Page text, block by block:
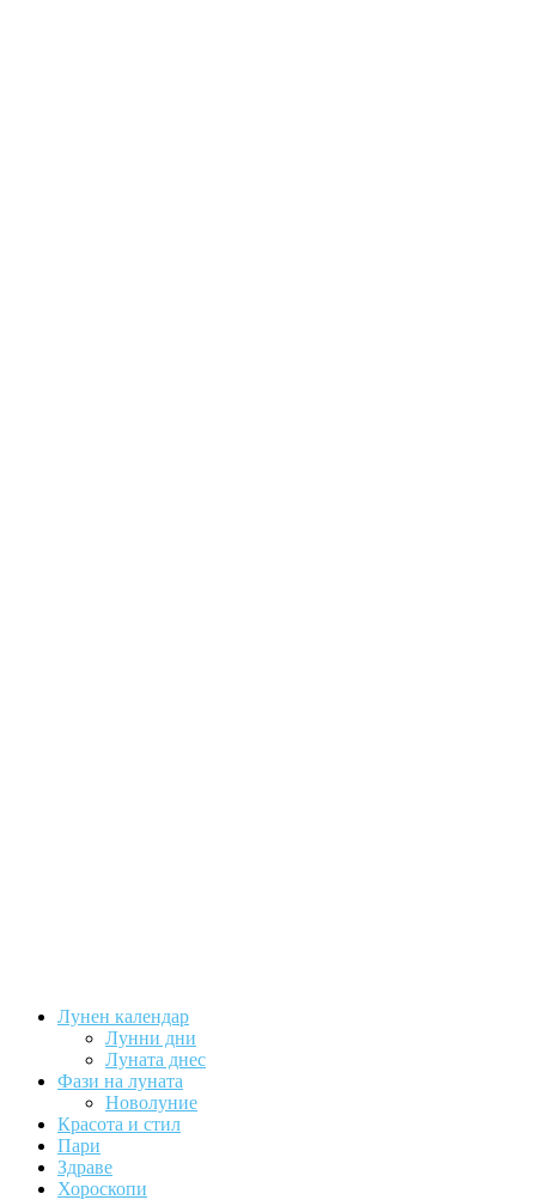
Лунен календар
Лунни дни
Луната днес
Фази на луната
Новолуние
Красота и стил
Пари
Здраве
Хороскопи